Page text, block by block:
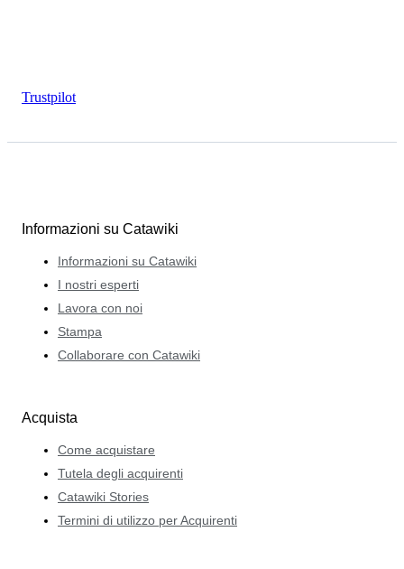
Trustpilot
Informazioni su Catawiki
Informazioni su Catawiki
I nostri esperti
Lavora con noi
Stampa
Collaborare con Catawiki
Acquista
Come acquistare
Tutela degli acquirenti
Catawiki Stories
Termini di utilizzo per Acquirenti